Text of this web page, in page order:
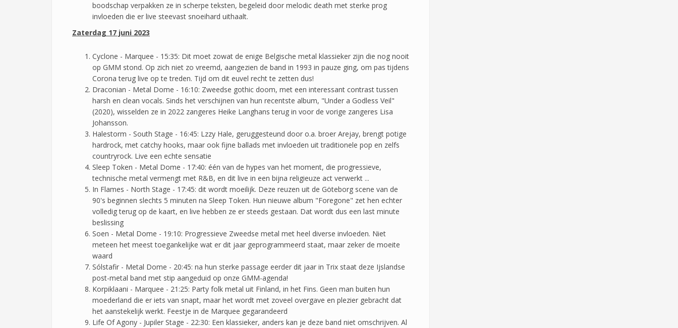
boodschap verpakken ze in scherpe teksten, begeleid door melodic death met sterke prog
invloeden die er live steevast snoeihard uithaalt.
Zaterdag 17 juni 2023
Cyclone - Marquee - 15:35: Dit moet zowat de enige Belgische metal klassieker zijn die nog nooit
op GMM stond. Op zich niet zo vreemd, aangezien de band in 1993 in pauze ging, om pas tijdens
Corona terug live op te treden. Tijd om dit euvel recht te zetten dus!
Draconian - Metal Dome - 16:10: Zweedse gothic doom, met een interessant contrast tussen
harsh en clean vocals. Sinds het verschijnen van hun recentste album, "Under a Godless Veil"
(2020), wisselden ze in 2022 zangeres Heike Langhans terug in voor de vorige zangeres Lisa
Johansson.
Halestorm - South Stage - 16:45: Lzzy Hale, geruggesteund door o.a. broer Arejay, brengt potige
hardrock, met catchy hooks, maar ook fijne ballads met invloeden uit traditionele pop en zelfs
countryrock. Live een echte sensatie
Sleep Token - Metal Dome - 17:40: één van de hypes van het moment, die progressieve,
technische metal vermengt met R&B, en dit live in een bijna religieuze act verwerkt ...
In Flames - North Stage - 17:45: dit wordt moeilijk. Deze reuzen uit de Göteborg scene van de
90's beginnen slechts 5 minuten na Sleep Token. Hun nieuwe album "Foregone" zet hen echter
volledig terug op de kaart, en live hebben ze er steeds gestaan. Dat wordt dus een last minute
beslissing
Soen - Metal Dome - 19:10: Progressieve Zweedse metal met heel diverse invloeden. Niet
meteen het meest toegankelijke wat er dit jaar geprogrammeerd staat, maar zeker de moeite
waard
Sólstafir - Metal Dome - 20:45: na hun sterke passage eerder dit jaar in Trix staat deze Ijslandse
post-metal band met stip aangeduid op onze GMM-agenda!
Korpiklaani - Marquee - 21:25: Party folk metal uit Finland, in het Fins. Geen man buiten hun
moederland die er iets van snapt, maar het wordt met zoveel overgave en plezier gebracht dat
het aanstekelijk werkt. Feestje in de Marquee gegarandeerd
Life Of Agony - Jupiler Stage - 22:30: Een klassieker, anders kan je deze band niet omschrijven. Al